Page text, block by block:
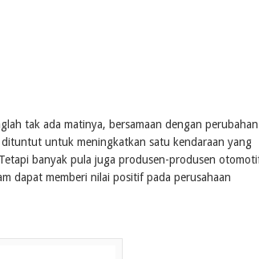
tak ada matinya, bersamaan dengan perubahan
untuk meningkatkan satu kendaraan yang
banyak pula juga produsen-produsen
dapat memberi nilai positif pada perusahaan